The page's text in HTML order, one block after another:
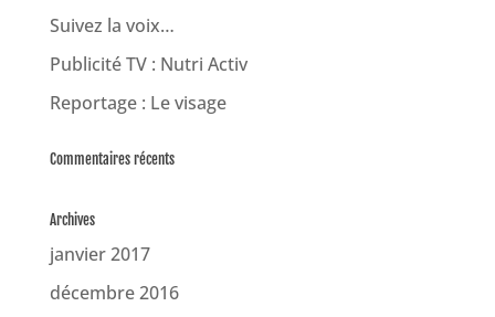
Suivez la voix…
Publicité TV : Nutri Activ
Reportage : Le visage
Commentaires récents
Archives
janvier 2017
décembre 2016